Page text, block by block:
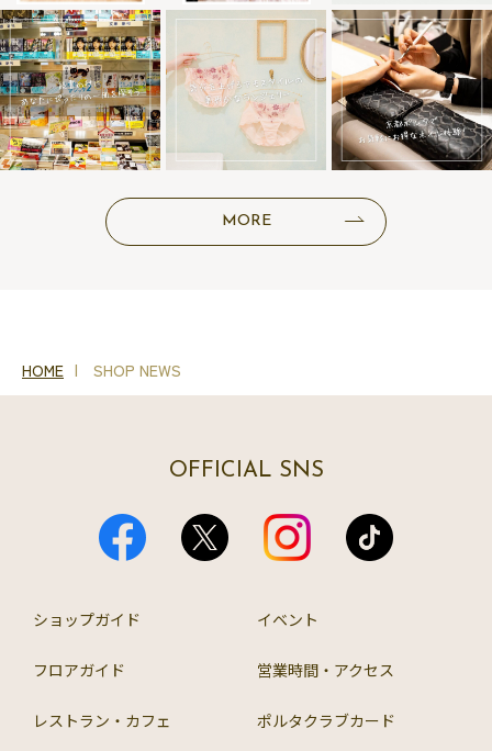
MORE
HOME SHOP NEWS
OFFICIAL SNS
ショップガイド イベント
フロアガイド 営業時間・アクセス
レストラン・カフェ ポルタクラブカード